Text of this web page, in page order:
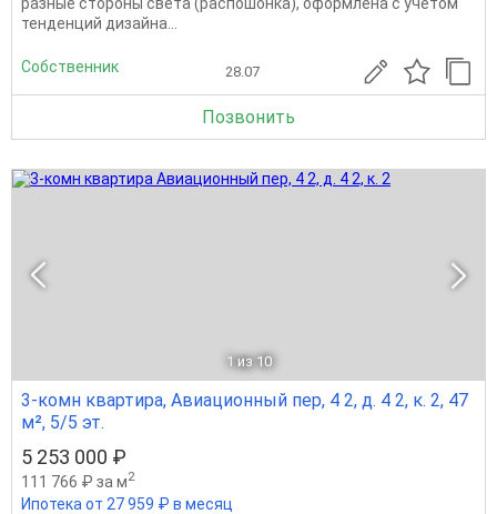
тенденций дизайна...
Собственник 28.07
Позвонить
1 из 10
3-комн квартира, Авиационный пер, 4 2, д. 4 2, к. 2, 47
м², 5/5 эт.
5 253 000 ₽
111 766 ₽ за м2
Ипотека от 27 959 ₽ в месяц